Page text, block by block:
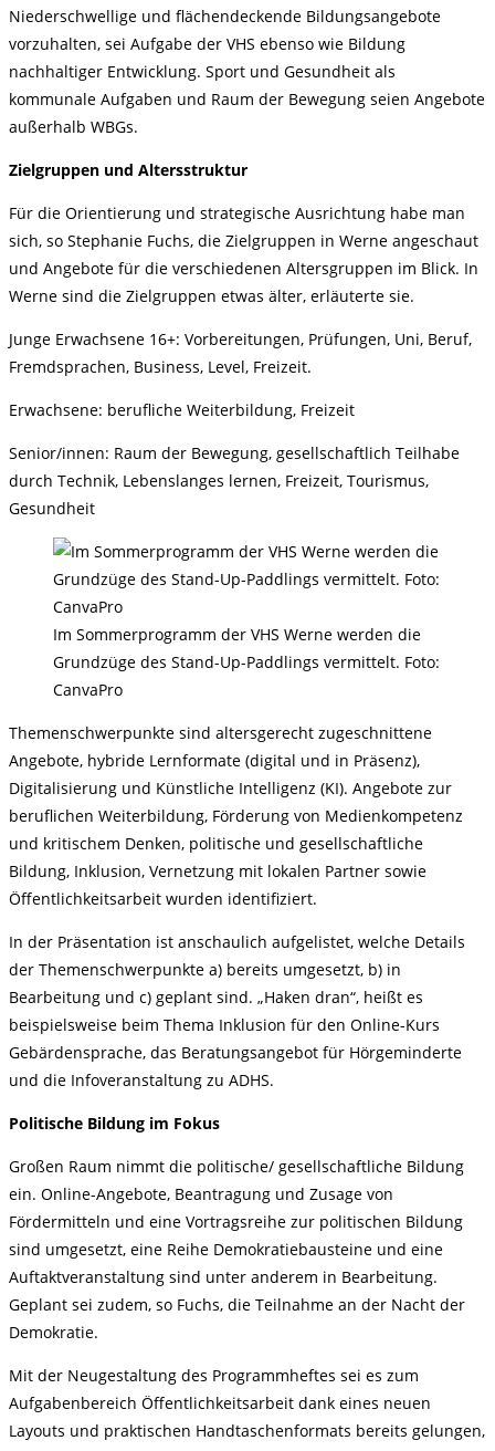
Niederschwellige und flächendeckende Bildungsangebote
vorzuhalten, sei Aufgabe der VHS ebenso wie Bildung
nachhaltiger Entwicklung. Sport und Gesundheit als
kommunale Aufgaben und Raum der Bewegung seien Angebote
außerhalb WBGs.
Zielgruppen und Altersstruktur
Für die Orientierung und strategische Ausrichtung habe man
sich, so Stephanie Fuchs, die Zielgruppen in Werne angeschaut
und Angebote für die verschiedenen Altersgruppen im Blick. In
Werne sind die Zielgruppen etwas älter, erläuterte sie.
Junge Erwachsene 16+: Vorbereitungen, Prüfungen, Uni, Beruf,
Fremdsprachen, Business, Level, Freizeit.
Erwachsene: berufliche Weiterbildung, Freizeit
Senior/innen: Raum der Bewegung, gesellschaftlich Teilhabe
durch Technik, Lebenslanges lernen, Freizeit, Tourismus,
Gesundheit
Im Sommerprogramm der VHS Werne werden die
Grundzüge des Stand-Up-Paddlings vermittelt. Foto:
CanvaPro
Themenschwerpunkte sind altersgerecht zugeschnittene
Angebote, hybride Lernformate (digital und in Präsenz),
Digitalisierung und Künstliche Intelligenz (KI). Angebote zur
beruflichen Weiterbildung, Förderung von Medienkompetenz
und kritischem Denken, politische und gesellschaftliche
Bildung, Inklusion, Vernetzung mit lokalen Partner sowie
Öffentlichkeitsarbeit wurden identifiziert.
In der Präsentation ist anschaulich aufgelistet, welche Details
der Themenschwerpunkte a) bereits umgesetzt, b) in
Bearbeitung und c) geplant sind. „Haken dran“, heißt es
beispielsweise beim Thema Inklusion für den Online-Kurs
Gebärdensprache, das Beratungsangebot für Hörgeminderte
und die Infoveranstaltung zu ADHS.
Politische Bildung im Fokus
Großen Raum nimmt die politische/ gesellschaftliche Bildung
ein. Online-Angebote, Beantragung und Zusage von
Fördermitteln und eine Vortragsreihe zur politischen Bildung
sind umgesetzt, eine Reihe Demokratiebausteine und eine
Auftaktveranstaltung sind unter anderem in Bearbeitung.
Geplant sei zudem, so Fuchs, die Teilnahme an der Nacht der
Demokratie.
Mit der Neugestaltung des Programmheftes sei es zum
Aufgabenbereich Öffentlichkeitsarbeit dank eines neuen
Layouts und praktischen Handtaschenformats bereits gelungen,